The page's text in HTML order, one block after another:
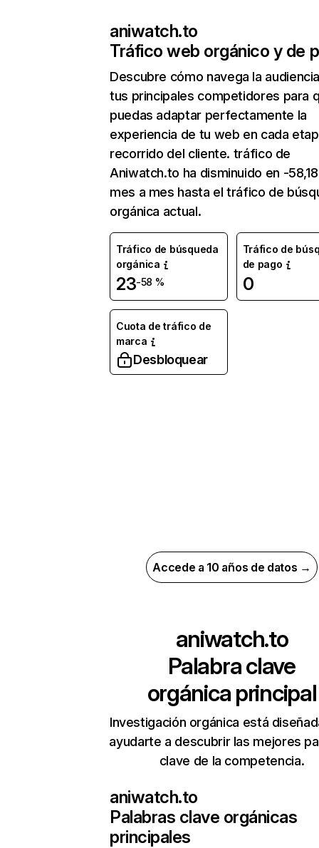
aniwatch.to
Tráfico web orgánico y de
Descubre cómo navega la
tus principales competidores para
puedas adaptar perfectamente la
experiencia de tu web en cada
recorrido del cliente. tráfico de
Aniwatch.to ha disminuido en -
mes a mes hasta el tráfico de
orgánica actual.
Tráfico de búsqueda
orgánica
23-58 %
Tráfico de
de pago
0
Cuota de tráfico de
marca
Desbloquear
Accede a 10 años de datos →
aniwatch.to
Palabra clave
orgánica principal
Investigación orgánica está
ayudarte a descubrir las mejores
clave de la competencia.
aniwatch.to
Palabras clave orgánicas
principales